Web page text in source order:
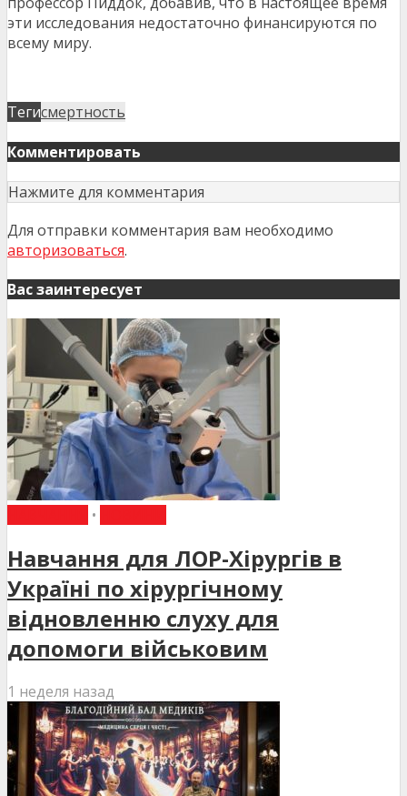
эти исследования недостаточно финансируются по
всему миру.
Тегисмертность
Комментировать
Нажмите для комментария
Для отправки комментария вам необходимо
авторизоваться.
Вас заинтересует
•
Навчання для ЛОР-Хірургів в
Україні по хірургічному
відновленню слуху для
допомоги військовим
1 неделя назад